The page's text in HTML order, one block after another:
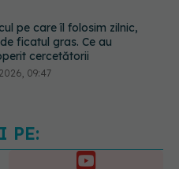
să numărăm caloriile ca
Ce se schimbă în era
PE: